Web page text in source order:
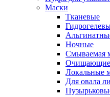
Маски
Тканевые
Ночные
Смываемая
Очищающие
Локальные
Для овала